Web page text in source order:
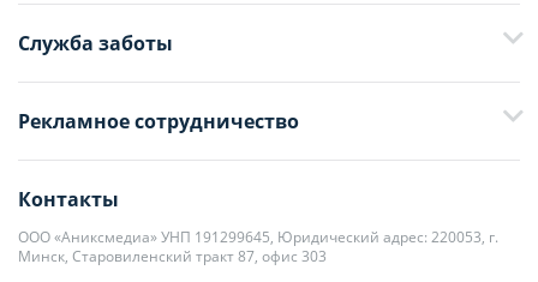
Служба заботы
+375 29 376-13-70
+375 33 376-13-70
editor@domovita.by
Мы принимаем звонки и отвечаем на письма в будние дни с 9:00 до
18:00.
Рекламное сотрудничество
+375 29 563-15-61 Кристина Филюта
kb@domovita.by
+375 29 179-11-28 Владислав Гладченко
vg@domovita.by
Контакты
ООО «Аниксмедиа» УНП 191299645, Юридический адрес: 220053, г.
Минск, Старовиленский тракт 87, офис 303